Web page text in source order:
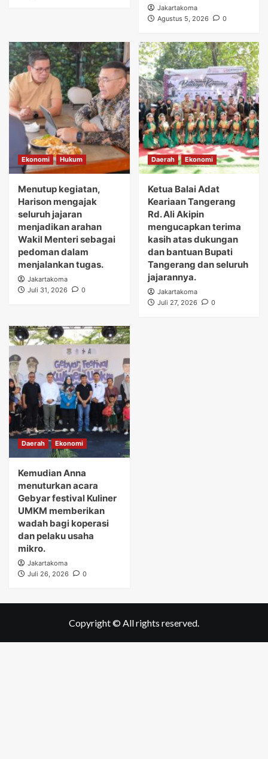
Jakartakoma
Agustus 5, 2026
0
Ekonomi Hukum
Menutup kegiatan,
Harison mengajak
seluruh jajaran
menjadikan arahan
Wakil Menteri sebagai
pedoman dalam
menjalankan tugas.
Jakartakoma
Juli 31, 2026
0
Daerah Ekonomi
Ketua Balai Adat
Keariaan Tangerang
Rd. Ali Akipin
mengucapkan terima
kasih atas dukungan
dan bantuan Bupati
Tangerang dan seluruh
jajarannya.
Jakartakoma
Juli 27, 2026
0
Daerah Ekonomi
Kemudian Anna
menuturkan acara
Gebyar festival Kuliner
UMKM memberikan
wadah bagi koperasi
dan pelaku usaha
mikro.
Jakartakoma
Juli 26, 2026
0
Copyright © All rights reserved.